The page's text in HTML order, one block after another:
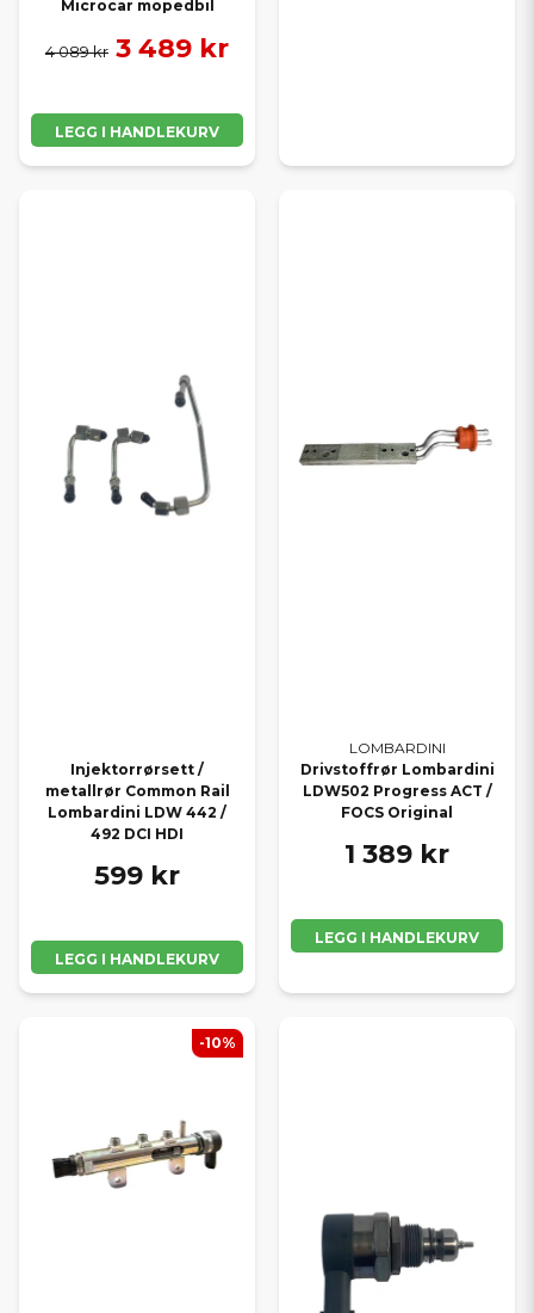
Microcar mopedbil
4 089 kr 3 489 kr
LEGG I HANDLEKURV
Injektorrørsett /
metallrør Common Rail
Lombardini LDW 442 /
492 DCI HDI
599 kr
LEGG I HANDLEKURV
LOMBARDINI
Drivstoffrør Lombardini
LDW502 Progress ACT /
FOCS Original
1 389 kr
LEGG I HANDLEKURV
-10%